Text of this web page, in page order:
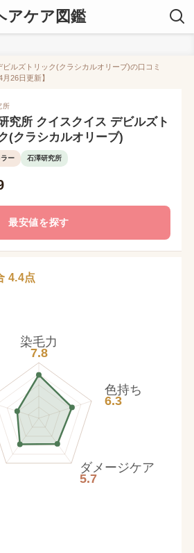
アケア図鑑
ルズトリック(クラシカルオリーブ)の口コミ
26日更新】
所
究所 クイスクイス デビルズト
(クラシカルオリーブ)
ー 石澤研究所
最安値を探す
4.4点
染毛力
7.8
色持ち
6.3
ダメージケア
5.7